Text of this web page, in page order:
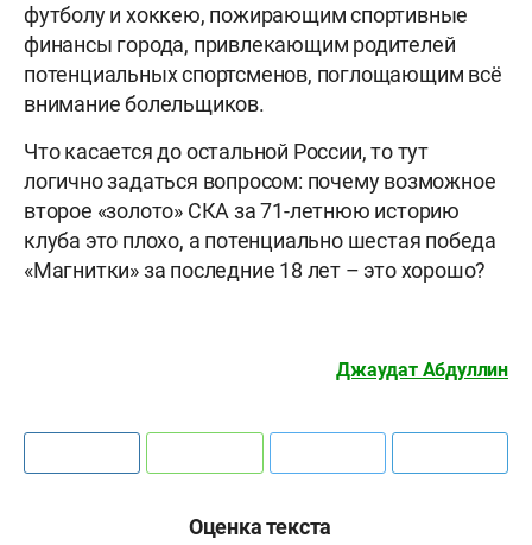
футболу и хоккею, пожирающим спортивные
финансы города, привлекающим родителей
потенциальных спортсменов, поглощающим всё
внимание болельщиков.
Что касается до остальной России, то тут
логично задаться вопросом: почему возможное
второе «золото» СКА за 71-летнюю историю
клуба это плохо, а потенциально шестая победа
«Магнитки» за последние 18 лет – это хорошо?
Джаудат Абдуллин
Оценка текста